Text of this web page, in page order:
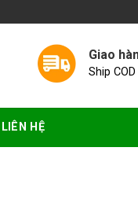
Giao
Ship
LIÊN HỆ